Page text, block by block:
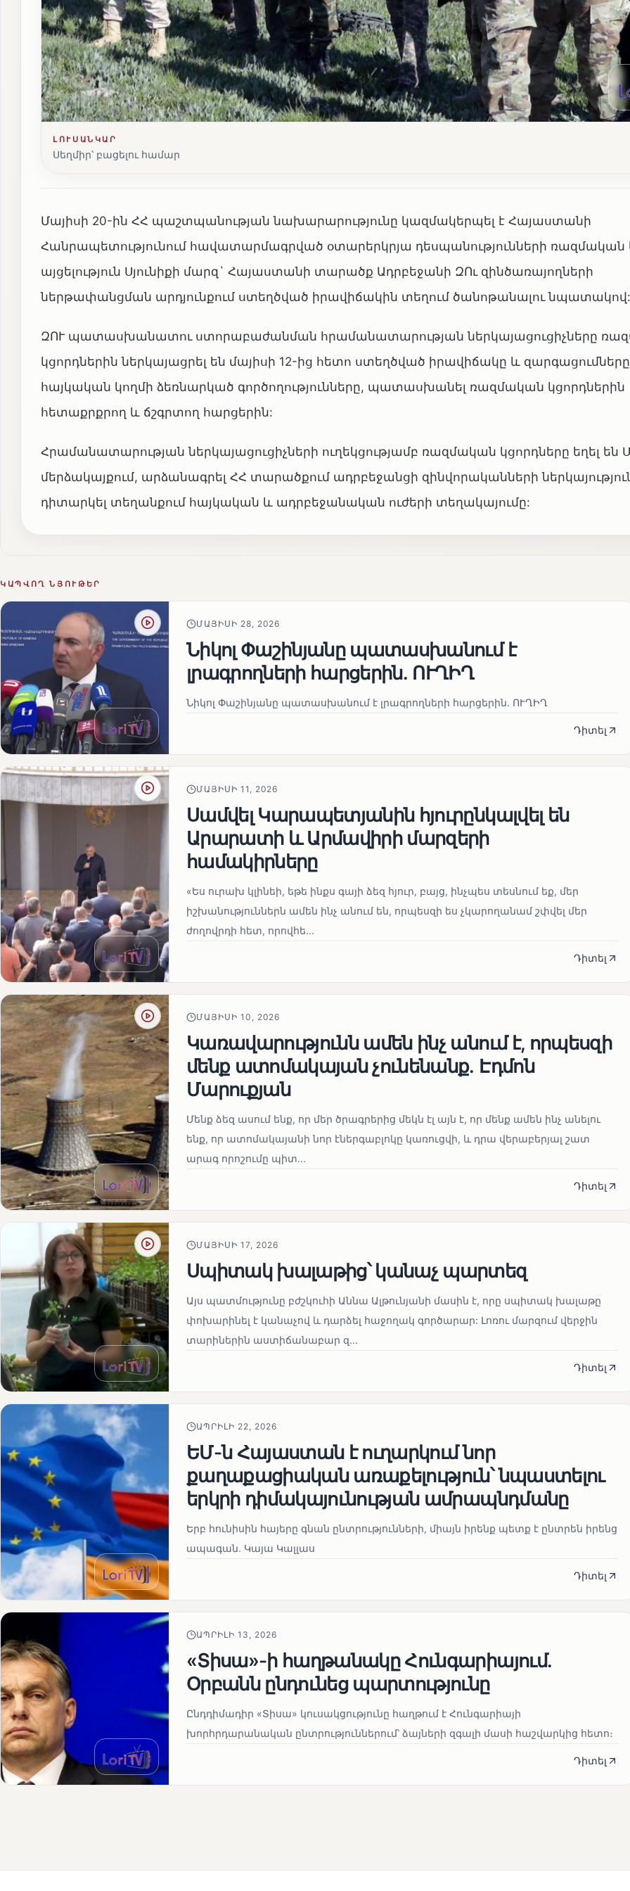
ԼՈՒՍԱՆԿԱՐ
Սեղմիր՝ բացելու համար
Մայիսի 20-ին ՀՀ պաշտպանության նախարարությունը կազմակերպել է Հայաստանի
Հանրապետությունում հավատարմագրված օտարերկրյա դեսպանությունների ռազմական
այցելություն Սյունիքի մարզ` Հայաստանի տարածք Ադրբեջանի ԶՈւ զինծառայողների
ներթափանցման արդյունքում ստեղծված իրավիճակին տեղում ծանոթանալու նպատակով:
ԶՈՒ պատասխանատու ստորաբաժանման հրամանատարության ներկայացուցիչները
կցորդներին ներկայացրել են մայիսի 12-ից հետո ստեղծված իրավիճակը և
հայկական կողմի ձեռնարկած գործողությունները, պատասխանել ռազմական կցորդներին
հետաքրքրող և ճշգրտող հարցերին:
Հրամանատարության ներկայացուցիչների ուղեկցությամբ ռազմական կցորդները եղել են
մերձակայքում, արձանագրել ՀՀ տարածքում ադրբեջանցի զինվորականների
դիտարկել տեղանքում հայկական և ադրբեջանական ուժերի տեղակայումը:
ԿԱՊՎՈՂ ՆՅՈՒԹԵՐ
ՄԱՅԻՍԻ 28, 2026
Նիկոլ Փաշինյանը պատասխանում է
լրագրողների հարցերին․ ՈՒՂԻՂ
Նիկոլ Փաշինյանը պատասխանում է լրագրողների հարցերին․ ՈՒՂԻՂ
Դիտել
ՄԱՅԻՍԻ 11, 2026
Սամվել Կարապետյանին հյուրընկալվել են
Արարատի և Արմավիրի մարզերի
համակիրները
«Ես ուրախ կլինեի, եթե ինքս գայի ձեզ հյուր, բայց, ինչպես տեսնում եք, մեր
իշխանություններն ամեն ինչ անում են, որպեսզի ես չկարողանամ շփվել մեր
ժողովրդի հետ, որովհե...
Դիտել
ՄԱՅԻՍԻ 10, 2026
Կառավարությունն ամեն ինչ անում է, որպեսզի
մենք ատոմակայան չունենանք․ Էդմոն
Մարուքյան
Մենք ձեզ ասում ենք, որ մեր ծրագրերից մեկն էլ այն է, որ մենք ամեն ինչ անելու
ենք, որ ատոմակայանի նոր էներգաբլոկը կառուցվի, և դրա վերաբերյալ շատ
արագ որոշումը պիտ...
Դիտել
ՄԱՅԻՍԻ 17, 2026
Սպիտակ խալաթից՝ կանաչ պարտեզ
Այս պատմությունը բժշկուհի Աննա Ալթունյանի մասին է, որը սպիտակ խալաթը
փոխարինել է կանաչով և դարձել հաջողակ գործարար: Լոռու մարզում վերջին
տարիներին աստիճանաբար զ...
Դիտել
ԱՊՐԻԼԻ 22, 2026
ԵՄ-ն Հայաստան է ուղարկում նոր
քաղաքացիական առաքելություն՝ նպաստելու
երկրի դիմակայունության ամրապնդմանը
Երբ հունիսին հայերը գնան ընտրությունների, միայն իրենք պետք է ընտրեն իրենց
ապագան. Կայա Կալլաս
Դիտել
ԱՊՐԻԼԻ 13, 2026
«Տիսա»-ի հաղթանակը Հունգարիայում․
Օրբանն ընդունեց պարտությունը
Ընդդիմադիր «Տիսա» կուսակցությունը հաղթում է Հունգարիայի
խորհրդարանական ընտրություններում՝ ձայների զգալի մասի հաշվարկից հետո։
Դիտել